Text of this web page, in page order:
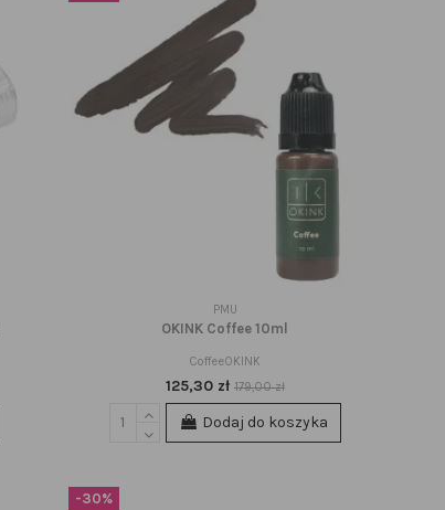
PMU
OKINK Coffee 10ml
CoffeeOKINK
125,30 zł 179,00 zł
Dodaj do koszyka
-30%